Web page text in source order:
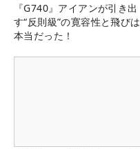
『G740』アイアンが引き出
す“反則級”の寛容性と飛びは
本当だった！